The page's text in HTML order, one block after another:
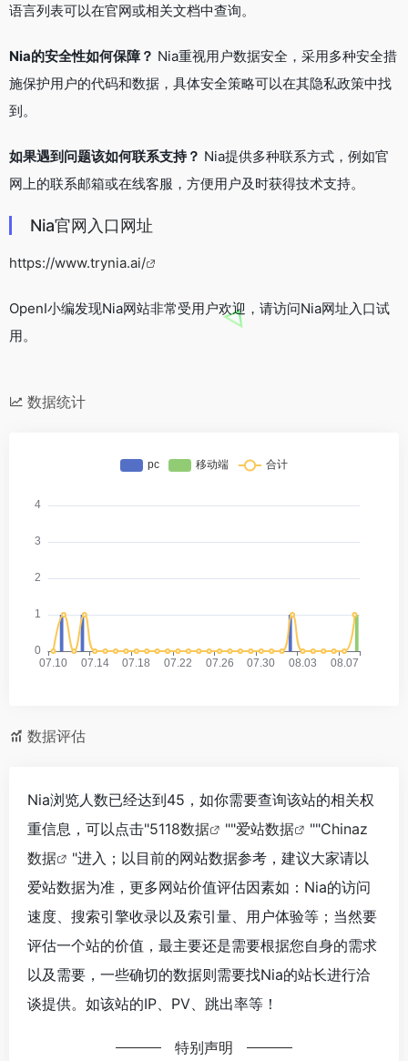
语言列表可以在官网或相关文档中查询。
Nia的安全性如何保障？ Nia重视用户数据安全，采用多种安全措
施保护用户的代码和数据，具体安全策略可以在其隐私政策中找
到。
如果遇到问题该如何联系支持？ Nia提供多种联系方式，例如官
网上的联系邮箱或在线客服，方便用户及时获得技术支持。
Nia官网入口网址
https://www.trynia.ai/
OpenI小编发现Nia网站非常受用户欢迎，请访问Nia网址入口试
用。
数据统计
数据评估
Nia浏览人数已经达到45，如你需要查询该站的相关权
重信息，可以点击"5118数据 ""爱站数据 ""Chinaz
数据
"进入；以目前的网站数据参考，建议大家请以
爱站数据为准，更多网站价值评估因素如：Nia的访问
速度、搜索引擎收录以及索引量、用户体验等；当然要
评估一个站的价值，最主要还是需要根据您自身的需求
以及需要，一些确切的数据则需要找Nia的站长进行洽
谈提供。如该站的IP、PV、跳出率等！
特别声明